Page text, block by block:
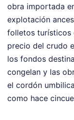
obra importada
explotación
folletos turísticos
precio del crudo
los fondos
congelan y las
el cordón
como hace